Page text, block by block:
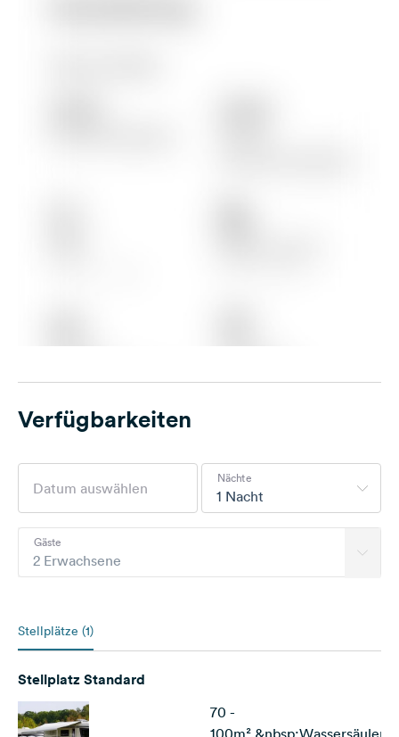
Verfügbarkeiten
1 Nacht
Nächte
2 Erwachsene
Gäste
Stellplätze (1)
Stellplatz Standard
70 -
100m²,&nbsp;Wassersäulen